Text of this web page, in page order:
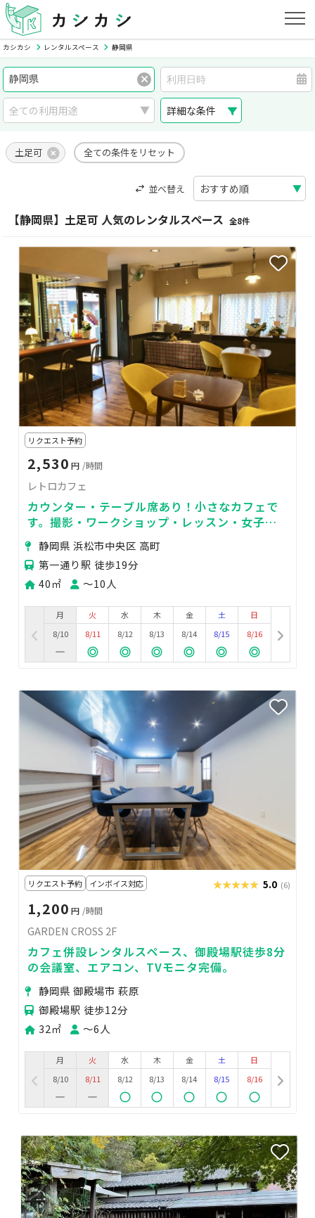
カシカシ レンタルスペース 静岡県
詳細な条件
土足可 全ての条件をリセット
並べ替え
【静岡県】土足可 人気のレンタルスペース 全8件
リクエスト予約
2,530 円 /時間
レトロカフェ
カウンター・テーブル席あり！小さなカフェで
す。撮影・ワークショップ・レッスン・女子会
などにおすすめ！徒歩1分にコインパーキングあ
り。静岡県 浜松市中央区 高町
第一通り駅 徒歩19分
40㎡
〜10人
月
8/10
火
8/11
水
8/12
木
8/13
金
8/14
土
8/15
日
8/16
リクエスト予約 インボイス対応 ★★★★★
★★★★★ 5.0 (6)
1,200 円 /時間
GARDEN CROSS 2F
カフェ併設レンタルスペース、御殿場駅徒歩8分
の会議室、エアコン、TVモニタ完備。
静岡県 御殿場市 萩原
御殿場駅 徒歩12分
32㎡
〜6人
月
8/10
火
8/11
水
8/12
木
8/13
金
8/14
土
8/15
日
8/16